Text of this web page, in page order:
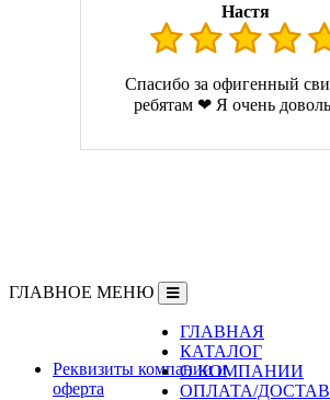
Настя
Спасибо за офигенный
ребятам ❤ Я очень
ГЛАВНОЕ МЕНЮ
ГЛАВНАЯ
КАТАЛОГ
О КОМПАНИИ
ОПЛАТА/
Реквизиты компании и
оферта